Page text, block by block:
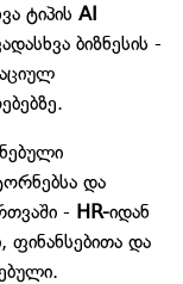
ტიპის AI
ბიზნესის -
და
- HR-იდან
ფინანსებითა და